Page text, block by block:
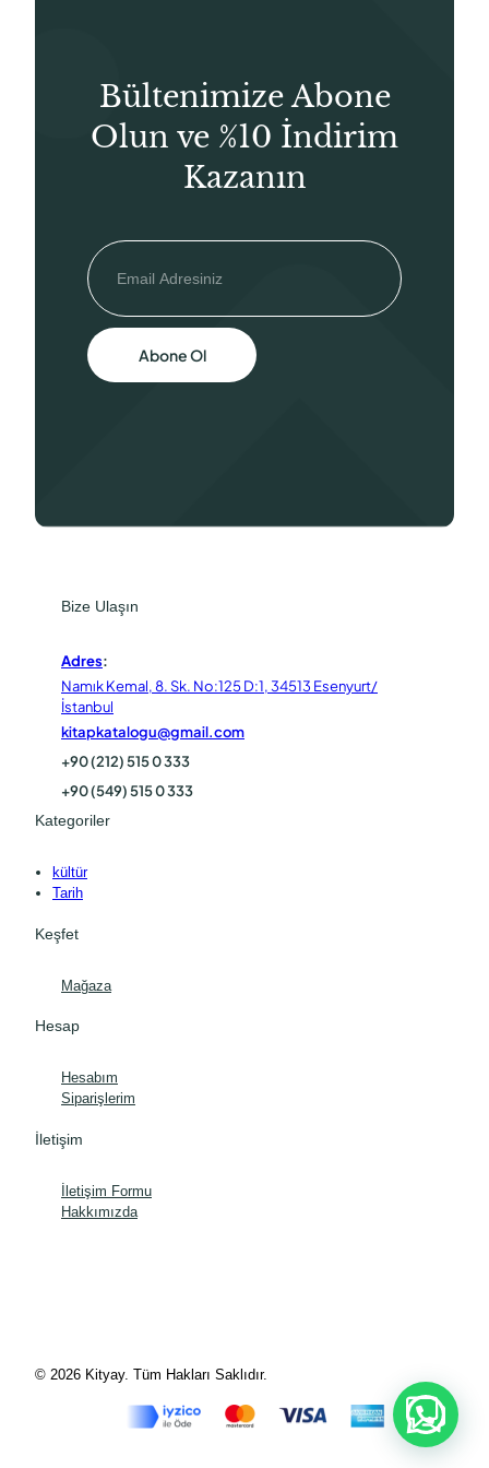
Bültenimize Abone
Olun ve %10 İndirim
Kazanın
Abone Ol
Bize Ulaşın
Adres:
Namık Kemal, 8. Sk. No:125 D:1, 34513 Esenyurt/
İstanbul
kitapkatalogu@gmail.com
+90 (212) 515 0 333
+90 (549) 515 0 333
Kategoriler
kültür
Tarih
Keşfet
Mağaza
Hesap
Hesabım
Siparişlerim
İletişim
İletişim Formu
Hakkımızda
© 2026 Kityay. Tüm Hakları Saklıdır.